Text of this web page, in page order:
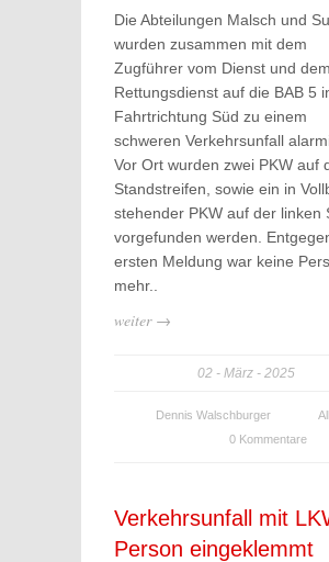
Die Abteilungen Malsch und
wurden zusammen mit dem
Zugführer vom Dienst und dem
Rettungsdienst auf die BAB 5
Fahrtrichtung Süd zu einem
schweren Verkehrsunfall
Vor Ort wurden zwei PKW auf
Standstreifen, sowie ein in
stehender PKW auf der linken
vorgefunden werden.
ersten Meldung war keine
mehr..
weiter →
02 März 2025
Dennis Walschburger
0 Kommentare
Verkehrsunfall mit
Person eingeklemmt